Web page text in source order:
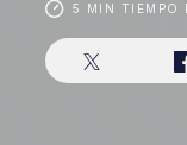
5 MIN TIEMPO